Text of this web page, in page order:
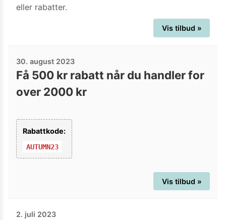
eller rabatter.
Vis tilbud »
30. august 2023
Få 500 kr rabatt når du handler for
over 2000 kr
Rabattkode:
AUTUMN23
Vis tilbud »
2. juli 2023